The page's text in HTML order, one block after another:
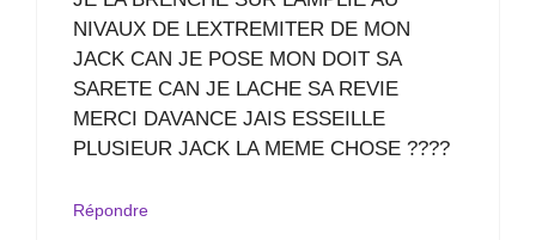
NIVAUX DE LEXTREMITER DE MON
JACK CAN JE POSE MON DOIT SA
SARETE CAN JE LACHE SA REVIE
MERCI DAVANCE JAIS ESSEILLE
PLUSIEUR JACK LA MEME CHOSE ????
Répondre